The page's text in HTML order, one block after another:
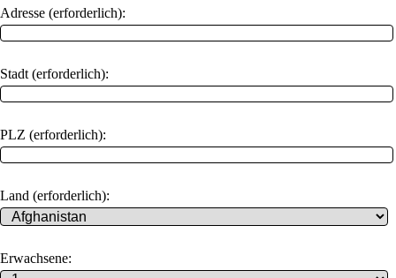
Adresse (erforderlich):
Stadt (erforderlich):
PLZ (erforderlich):
Land (erforderlich):
Erwachsene: